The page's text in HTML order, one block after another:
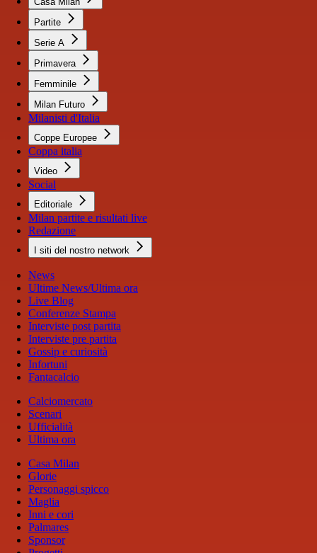
Partite
Serie A
Primavera
Femminile
Milan Futuro
Milanisti d'Italia
Coppe Europee
Coppa italia
Video
Social
Editoriale
Milan partite e risultati live
Redazione
I siti del nostro network
News
Ultime News/Ultima ora
Live Blog
Conferenze Stampa
Interviste post partita
Interviste pre partita
Gossip e curiosità
Infortuni
Fantacalcio
Calciomercato
Scenari
Ufficialità
Ultima ora
Casa Milan
Glorie
Personaggi spicco
Maglia
Inni e cori
Palmares
Sponsor